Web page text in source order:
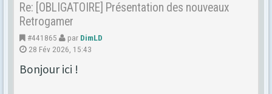
Re: [OBLIGATOIRE] Présentation des nouveaux
Retrogamer
#441865 par DimLD
28 Fév 2026, 15:43
Bonjour ici !